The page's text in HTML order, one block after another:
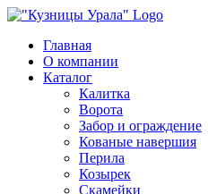
Skip
contentГлавная
О компании
Каталог
Калитка
Ворота
Забор и ограждение
Кованые навершия
Перила
Козырек
Скамейки